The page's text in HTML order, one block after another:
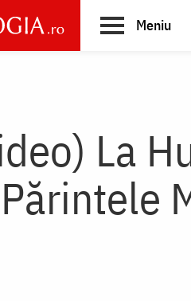
Meniu
La